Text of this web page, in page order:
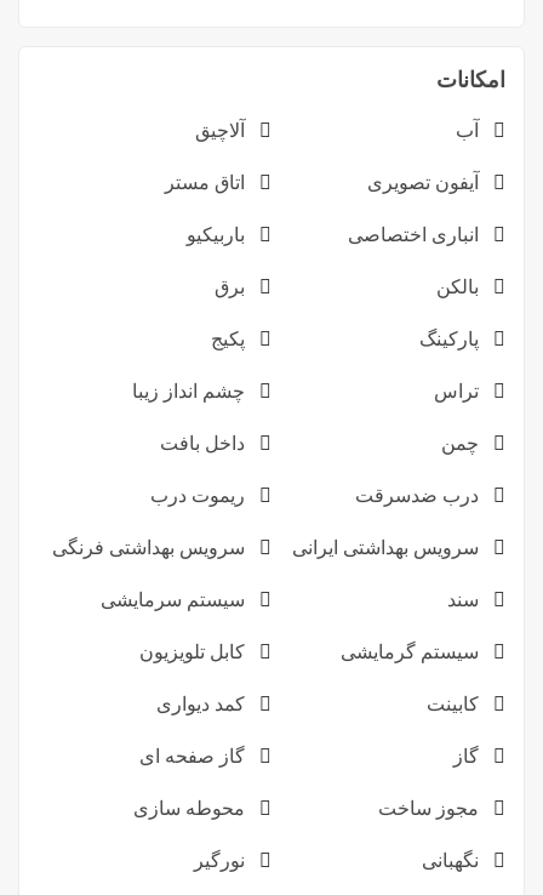
امکانات
آب آلاچیق
آیفون تصویری اتاق مستر
انباری اختصاصی باربیکیو
بالکن برق
پارکینگ پکیج
تراس چشم انداز زیبا
چمن داخل بافت
درب ضدسرقت ریموت درب
سرویس بهداشتی ایرانی سرویس بهداشتی فرنگی
سند سیستم سرمایشی
سیستم گرمایشی کابل تلویزیون
کابینت کمد دیواری
گاز گاز صفحه ای
مجوز ساخت محوطه سازی
نگهبانی نورگیر